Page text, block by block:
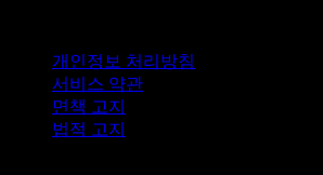
개인정보 처리방침
서비스 약관
면책 고지
법적 고지